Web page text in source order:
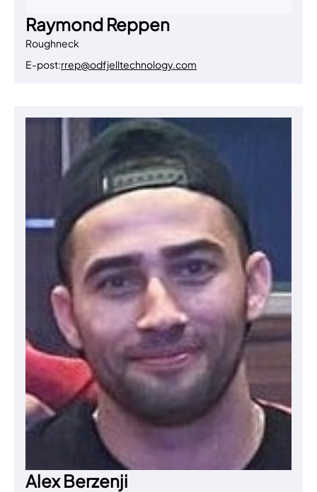
Raymond Reppen
Roughneck
E-post:rrep@odfjelltechnology.com
Alex Berzenji